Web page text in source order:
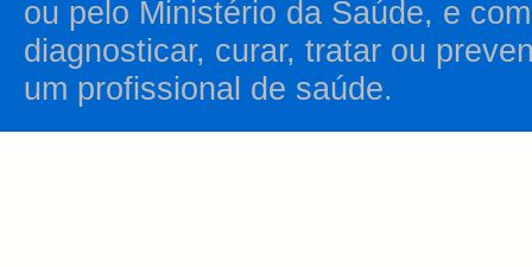
ou pelo Ministério da Saúde, e
diagnosticar, curar, tratar ou
um profissional de saúde.